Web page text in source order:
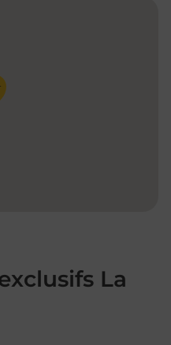
la carte
La